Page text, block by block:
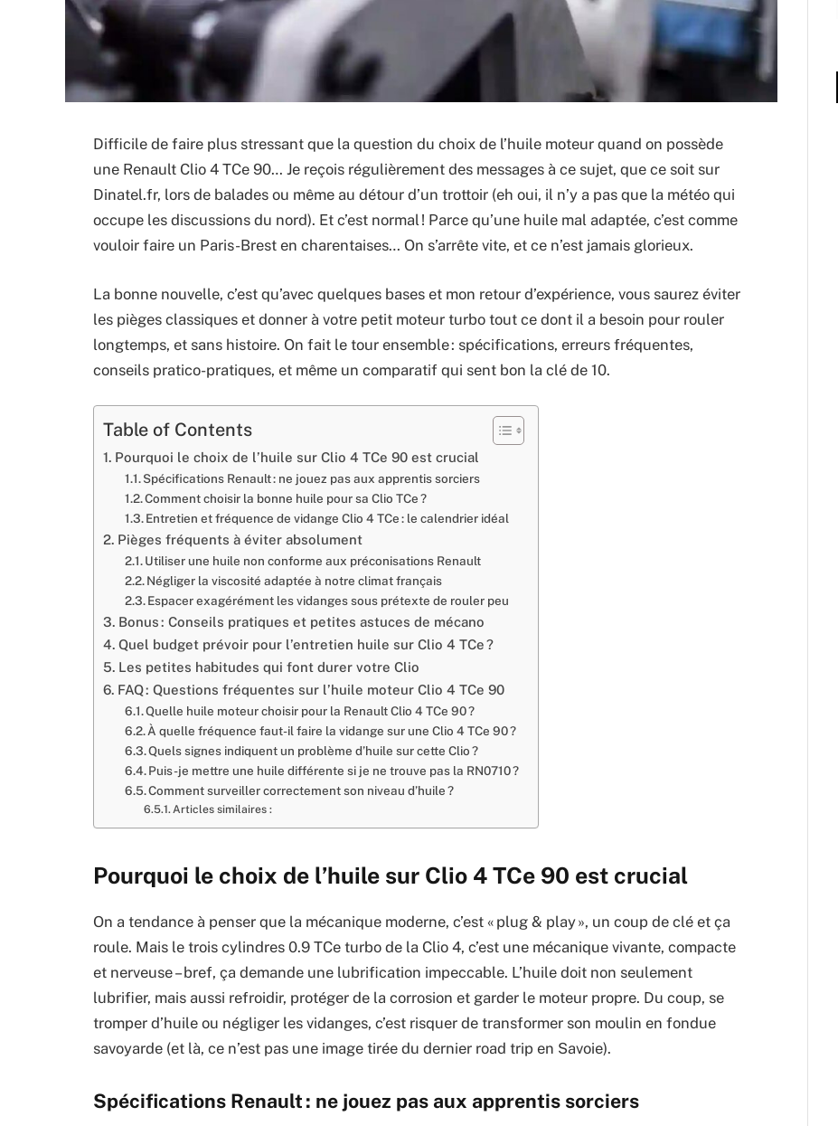
Difficile de faire plus stressant que la question du choix de l’huile moteur quand on possède
une Renault Clio 4 TCe 90… Je reçois régulièrement des messages à ce sujet, que ce soit sur
Dinatel.fr, lors de balades ou même au détour d’un trottoir (eh oui, il n’y a pas que la météo qui
occupe les discussions du nord). Et c’est normal ! Parce qu’une huile mal adaptée, c’est comme
vouloir faire un Paris-Brest en charentaises… On s’arrête vite, et ce n’est jamais glorieux.
La bonne nouvelle, c’est qu’avec quelques bases et mon retour d’expérience, vous saurez éviter
les pièges classiques et donner à votre petit moteur turbo tout ce dont il a besoin pour rouler
longtemps, et sans histoire. On fait le tour ensemble : spécifications, erreurs fréquentes,
conseils pratico-pratiques, et même un comparatif qui sent bon la clé de 10.
Table of Contents
Pourquoi le choix de l’huile sur Clio 4 TCe 90 est crucial
Spécifications Renault : ne jouez pas aux apprentis sorciers
Comment choisir la bonne huile pour sa Clio TCe ?
Entretien et fréquence de vidange Clio 4 TCe : le calendrier idéal
Pièges fréquents à éviter absolument
Utiliser une huile non conforme aux préconisations Renault
Négliger la viscosité adaptée à notre climat français
Espacer exagérément les vidanges sous prétexte de rouler peu
Bonus : Conseils pratiques et petites astuces de mécano
Quel budget prévoir pour l’entretien huile sur Clio 4 TCe ?
Les petites habitudes qui font durer votre Clio
FAQ : Questions fréquentes sur l’huile moteur Clio 4 TCe 90
Quelle huile moteur choisir pour la Renault Clio 4 TCe 90 ?
À quelle fréquence faut-il faire la vidange sur une Clio 4 TCe 90 ?
Quels signes indiquent un problème d’huile sur cette Clio ?
Puis-je mettre une huile différente si je ne trouve pas la RN0710 ?
Comment surveiller correctement son niveau d’huile ?
Articles similaires :
Pourquoi le choix de l’huile sur Clio 4 TCe 90 est crucial
On a tendance à penser que la mécanique moderne, c’est « plug & play », un coup de clé et ça
roule. Mais le trois cylindres 0.9 TCe turbo de la Clio 4, c’est une mécanique vivante, compacte
et nerveuse – bref, ça demande une lubrification impeccable. L’huile doit non seulement
lubrifier, mais aussi refroidir, protéger de la corrosion et garder le moteur propre. Du coup, se
tromper d’huile ou négliger les vidanges, c’est risquer de transformer son moulin en fondue
savoyarde (et là, ce n’est pas une image tirée du dernier road trip en Savoie).
Spécifications Renault : ne jouez pas aux apprentis sorciers